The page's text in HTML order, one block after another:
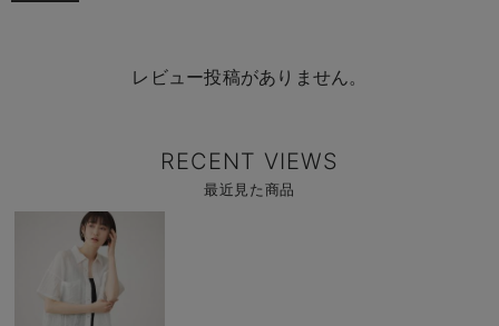
レビュー投稿がありません。
RECENT VIEWS
最近見た商品
商